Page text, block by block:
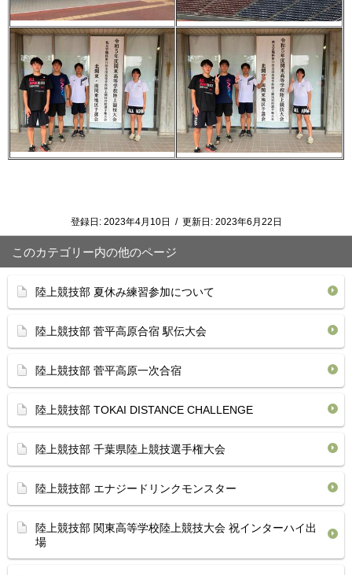
登録日: 2023年4月10日 / 更新日: 2023年6月22日
このカテゴリー内の他のページ
陸上競技部 夏休み練習参加について
陸上競技部 菅平高原合宿 駅伝大会
陸上競技部 菅平高原一次合宿
陸上競技部 TOKAI DISTANCE CHALLENGE
陸上競技部 千葉県陸上競技選手権大会
陸上競技部 エナジードリンクモンスター
陸上競技部 関東高等学校陸上競技大会 祝インターハイ出
場